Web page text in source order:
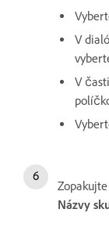
V
V časti
Názvy